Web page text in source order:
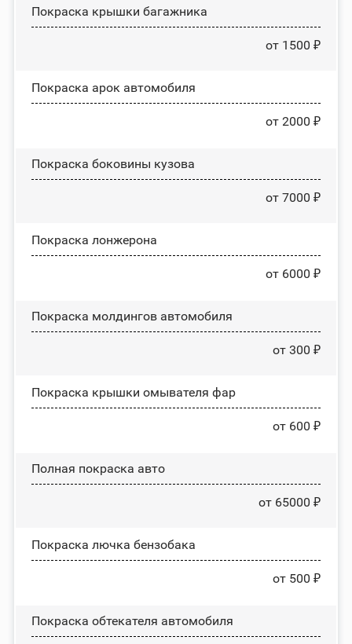
Покраска крышки багажника
от 1500 ₽
Покраска арок автомобиля
от 2000 ₽
Покраска боковины кузова
от 7000 ₽
Покраска лонжерона
от 6000 ₽
Покраска молдингов автомобиля
от 300 ₽
Покраска крышки омывателя фар
от 600 ₽
Полная покраска авто
от 65000 ₽
Покраска лючка бензобака
от 500 ₽
Покраска обтекателя автомобиля